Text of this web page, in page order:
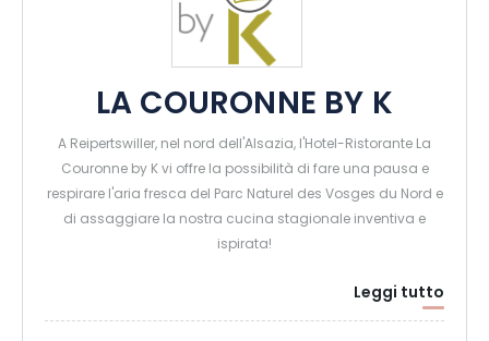
LA COURONNE BY K
A Reipertswiller, nel nord dell'Alsazia, l'Hotel-Ristorante La
Couronne by K vi offre la possibilità di fare una pausa e
respirare l'aria fresca del Parc Naturel des Vosges du Nord e
di assaggiare la nostra cucina stagionale inventiva e
ispirata!
Venite a trovarci e passeggiate per l'hotel per scoprire un
ambiente bucolico e incantevole, ideale per le vostre
Leggi tutto